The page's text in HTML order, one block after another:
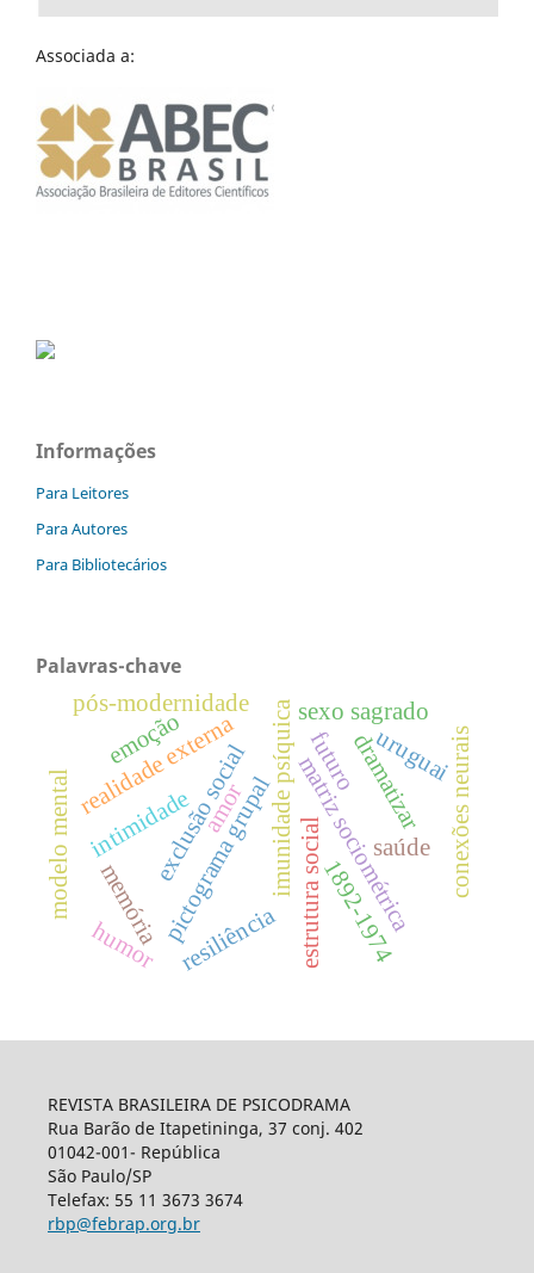
Associada a:
Informações
Para Leitores
Para Autores
Para Bibliotecários
Palavras-chave
exclusão socialimunidade psíquica
pictograma grupal dramatizar
matriz sociométrica
realidade externa
estrutura social
amor
intimidade
pós-modernidade
resiliência
saúde
uruguai
memória
emoção
1892-1974
modelo mental conexões neurais
sexo sagrado
humor
futuro
REVISTA BRASILEIRA DE PSICODRAMA
Rua Barão de Itapetininga, 37 conj. 402
01042-001- República
São Paulo/SP
Telefax: 55 11 3673 3674
rbp@febrap.org.br